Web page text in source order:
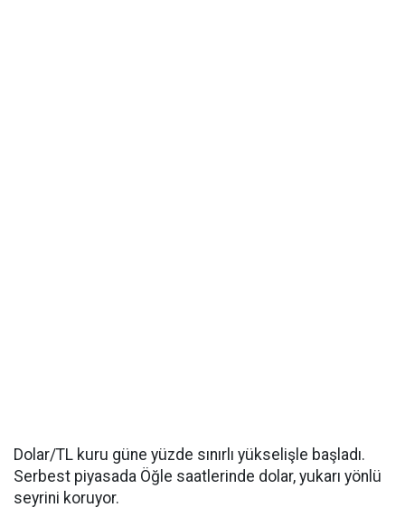
Dolar/TL kuru güne yüzde sınırlı yükselişle başladı.
Serbest piyasada Öğle saatlerinde dolar, yukarı yönlü
seyrini koruyor.